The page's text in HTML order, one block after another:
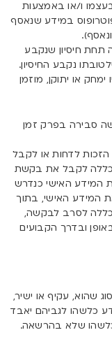
ו/או באמצעות
במידע שנאסף
חיסיון שנקבע
נקבע החיסיון.
או יתוקן, מוזמן
סבירה בפרק זמן
לדחות או לקבל
לקבל את בקשת
האישי כנדרש
המידע האישי, בתוך
לסרב לבקשה,
ובדרך הקבועים
שהוא, עקיף או ישיר,
כלשהו לגביהם יאבד
כלשהו שלא בהרשאה.